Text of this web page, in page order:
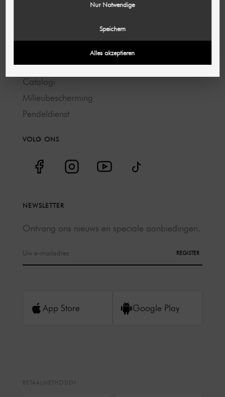
Banen & Carrière
Catalogi
Milieubescherming
Pendeldienst
VOLG ONS
NEWSLETTER
Ontvang ons nieuws en speciale aanbiedingen.
REGISTER
App Store Google Play
BETAALMETHODEN
Nur Notwendige
Speichern
Alles akzeptieren